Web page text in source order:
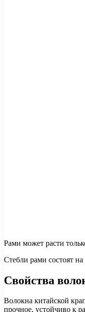
Рами может расти
Стебли рами состоят
Свойства
Волокна китайской
прочное, устойчиво к